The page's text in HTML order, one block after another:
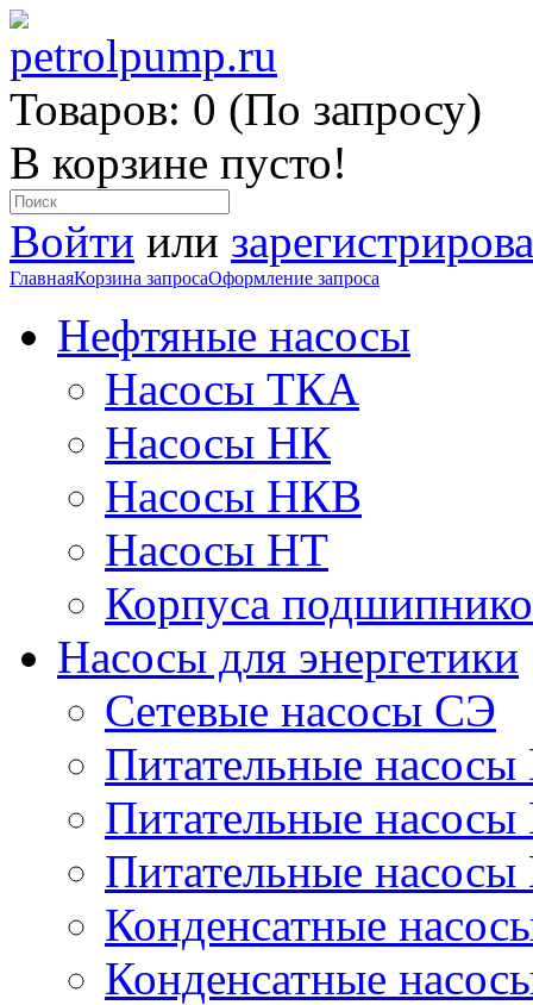
Товаров: 0 (По запросу)
В корзине пусто!
Войти или
ГлавнаяКорзина запросаОформление запроса
Нефтяные насосы
Насосы ТКА
Насосы НК
Насосы НКВ
Насосы НТ
Корпуса
Насосы для энергетики
Сетевые насосы СЭ
Питательные
Питательные
Питательные
Конденсатные
Конденсатные